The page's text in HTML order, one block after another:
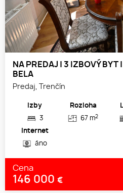
NA PREDAJ | 3 IZBOVÝ BYT
BELA
Predaj, Trenčín
Izby
3
Rozloha
67 m2
Internet
áno
Cena
146 000 €